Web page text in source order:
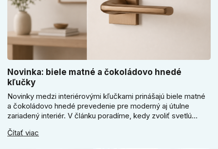
Novinka: biele matné a čokoládovo hnedé
kľučky
Novinky medzi interiérovými kľučkami prinášajú biele matné
a čokoládovo hnedé prevedenie pre moderný aj útulne
zariadený interiér. V článku poradíme, kedy zvoliť svetlú
ako vyberať medzi okrúhlym a štvorcovým štítom. Nové
Čítať viac